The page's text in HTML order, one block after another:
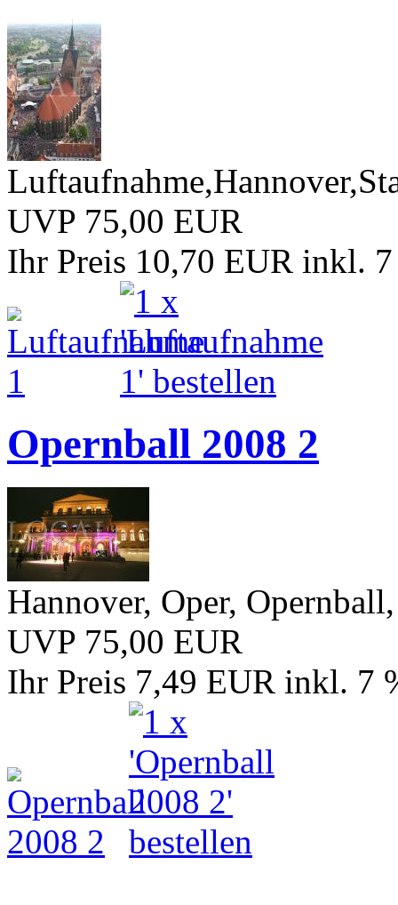
UVP 75,00 EUR
Ihr Preis 10,70 EUR inkl.
Opernball 2008 2
Hannover, Oper,
UVP 75,00 EUR
Ihr Preis 7,49 EUR inkl. 7